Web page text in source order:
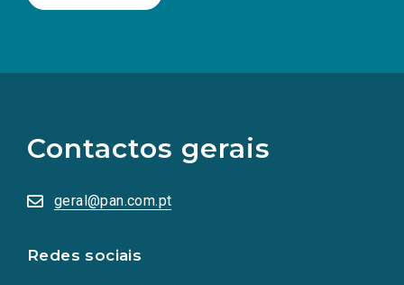
Contactos gerais
geral@pan.com.pt
Redes sociais
redes
sociais
numa
nova